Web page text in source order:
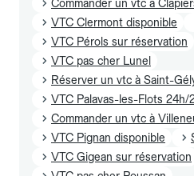
Commander un vtc à
VTC Clermont disponible
VTC Pérols sur réservation
VTC pas cher Lunel
Réserver un vtc à Saint-
VTC Palavas-les-Flots 24h/
Commander un vtc à
VTC Pignan disponible
VTC Gigean sur réservation